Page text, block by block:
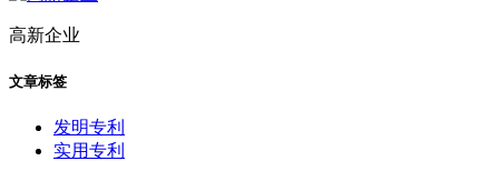
高新企业
文章标签
发明专利
实用专利